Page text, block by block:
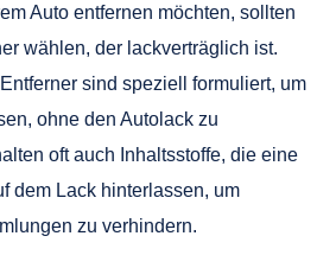
Auto entfernen möchten, sollten
wählen, der lackverträglich ist.
sind speziell formuliert, um
ohne den Autolack zu
oft auch Inhaltsstoffe, die eine
dem Lack hinterlassen, um
zu verhindern.